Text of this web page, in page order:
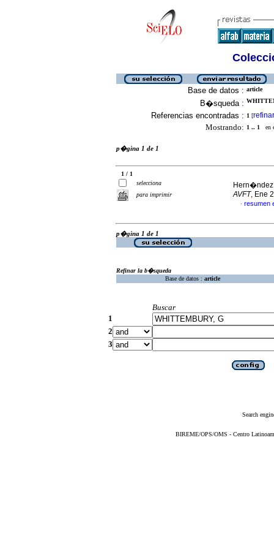
Base de datos : article
B�squeda :
Referencias encontradas : 1 [refinar
Mostrando: 1 .. 1 en
p�gina 1 de 1
1 / 1
selecciona
para imprimir
AVFT, Ene
· resumen
p�gina 1 de 1
Refinar la b�squeda
Base de datos : article
Buscar
1
2
3
Search
BIREME/OPS/OMS - Centro